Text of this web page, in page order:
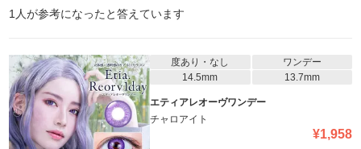
1 人が参考になったと答えています
度あり・なし
ワンデー
14.5mm
13.7mm
エティアレオーヴワンデー
チャロアイト
¥1,958